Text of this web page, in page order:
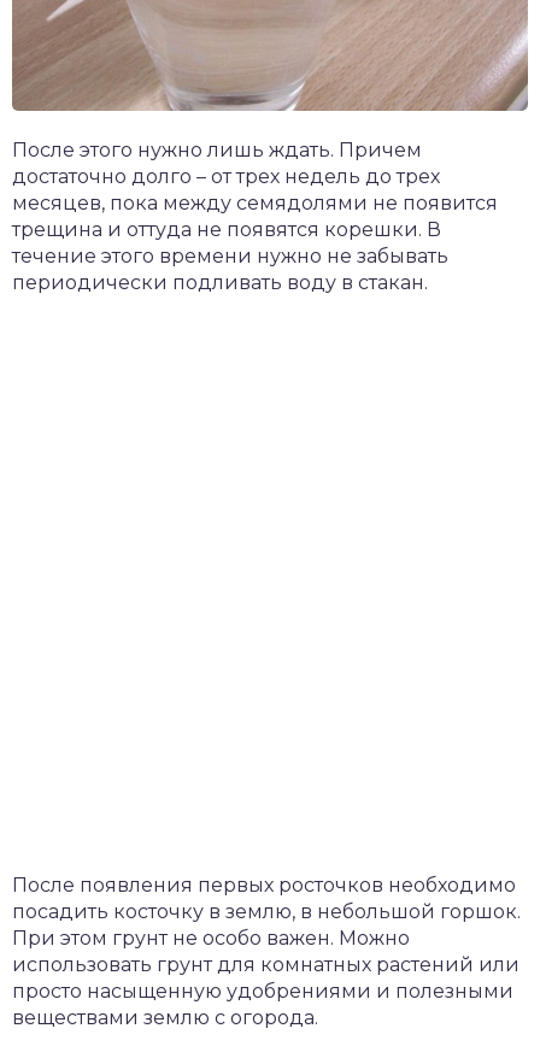
После этого нужно лишь ждать. Причем
достаточно долго – от трех недель до трех
месяцев, пока между семядолями не появится
трещина и оттуда не появятся корешки. В
течение этого времени нужно не забывать
периодически подливать воду в стакан.
После появления первых росточков необходимо
посадить косточку в землю, в небольшой горшок.
При этом грунт не особо важен. Можно
использовать грунт для комнатных растений или
просто насыщенную удобрениями и полезными
веществами землю с огорода.